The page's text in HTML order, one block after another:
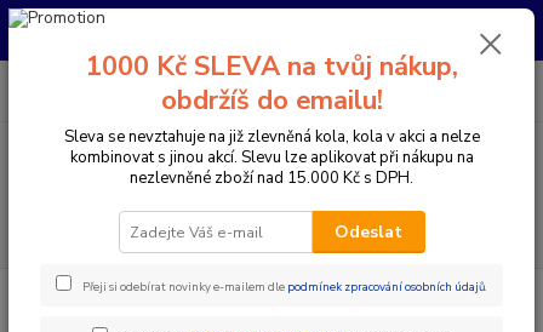
Pro nachystání kola / doplňků na prodejně si prosím zavolejte dopředu.
Menu
CZK
PO-PÁ 10:00-17:00 | SO: 9:00-12:00
Komponenty na kolo Sedlovky Teleskopické sedlovky
KS
1000 Kč SLEVA na tvůj nákup,
obdržíš do emailu!
Sleva se nevztahuje na již zlevněná kola, kola v akci a nelze
kombinovat s jinou akcí. Slevu lze aplikovat při nákupu na
nezlevněné zboží nad 15.000 Kč s DPH.
Odeslat
Přeji si odebírat novinky e-mailem dle podmínek zpracování osobních údajů.